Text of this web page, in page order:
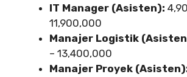
IT Manager (Asisten):
11,900,000
Manajer Logistik
– 13,400,000
Manajer Proyek